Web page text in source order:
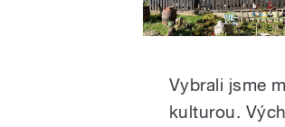
Vybrali jsme
kulturou.